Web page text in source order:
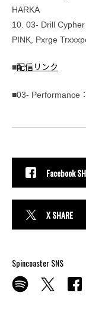
HARKA
10. 03- Drill
PINK, Pxrge
■配信リンク
■03- Performance：
Facebook
X SHARE
Spincoaster SNS